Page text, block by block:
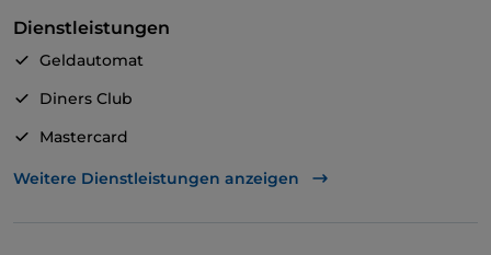
Dienstleistungen
Geldautomat
Diners Club
Mastercard
Behindertengerechter Zugang
Weitere Dienstleistungen anzeigen